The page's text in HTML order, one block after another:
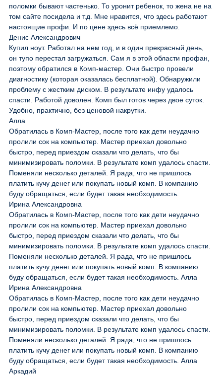
поломки бывают частенько. То уронит ребенок, то жена не на
том сайте посидела и т.д. Мне нравится, что здесь работают
настоящие профи. И по цене здесь всё приемлемо.
Денис Александрович
Купил ноут. Работал на нем год, и в один прекрасный день,
он тупо перестал загружаться. Сам я в этой области профан,
поэтому обратился в Комп-мастер. Они быстро провели
диагностику (которая оказалась бесплатной). Обнаружили
проблему с жестким диском. В результате инфу удалось
спасти. Работой доволен. Комп был готов через двое суток.
Удобно, практично, без ценовой накрутки.
Алла
Обратилась в Комп-Мастер, после того как дети неудачно
пролили сок на компьютер. Мастер приехал довольно
быстро, перед приездом сказали что делать, что бы
минимизировать поломки. В результате комп удалось спасти.
Поменяли несколько деталей. Я рада, что не пришлось
платить кучу денег или покупать новый комп. В компанию
буду обращаться, если будет такая необходимость.
Ирина Александровна
Обратилась в Комп-Мастер, после того как дети неудачно
пролили сок на компьютер. Мастер приехал довольно
быстро, перед приездом сказали что делать, что бы
минимизировать поломки. В результате комп удалось спасти.
Поменяли несколько деталей. Я рада, что не пришлось
платить кучу денег или покупать новый комп. В компанию
буду обращаться, если будет такая необходимость. Алла
Ирина Александровна
Обратилась в Комп-Мастер, после того как дети неудачно
пролили сок на компьютер. Мастер приехал довольно
быстро, перед приездом сказали что делать, что бы
минимизировать поломки. В результате комп удалось спасти.
Поменяли несколько деталей. Я рада, что не пришлось
платить кучу денег или покупать новый комп. В компанию
буду обращаться, если будет такая необходимость. Алла
Аркадий